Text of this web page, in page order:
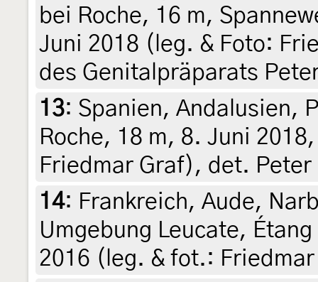
bei Roche, 16 m,
Juni 2018 (leg. & Foto:
des Genitalpräparats
13: Spanien, Andalusien,
Roche, 18 m, 8. Juni
Friedmar Graf), det. Peter
14: Frankreich, Aude,
Umgebung Leucate,
2016 (leg. & fot.: